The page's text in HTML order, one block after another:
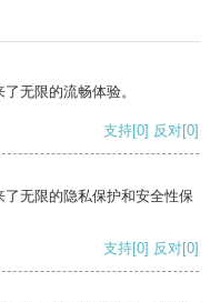
无限的流畅体验。
支持[0] 反对[0]
无限的隐私保护和安全性保
支持[0] 反对[0]